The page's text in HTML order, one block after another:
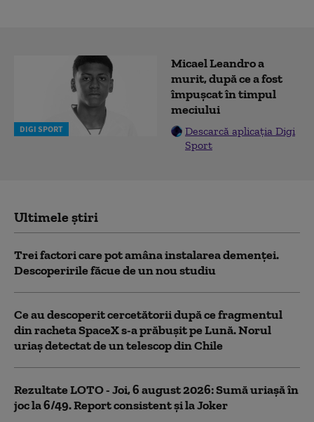
DIGI SPORT
Micael Leandro a
murit, după ce a fost
împușcat în timpul
meciului
Descarcă aplicația Digi
Sport
Ultimele știri
Trei factori care pot amâna instalarea demenţei.
Descoperirile făcue de un nou studiu
Ce au descoperit cercetătorii după ce fragmentul
din racheta SpaceX s-a prăbușit pe Lună. Norul
uriaș detectat de un telescop din Chile
Rezultate LOTO - Joi, 6 august 2026: Sumă uriașă în
joc la 6/49. Report consistent și la Joker